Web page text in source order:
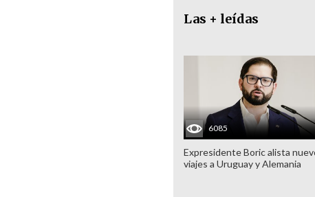
Las + leídas
6085
Expresidente Boric alista
viajes a Uruguay y Alemania